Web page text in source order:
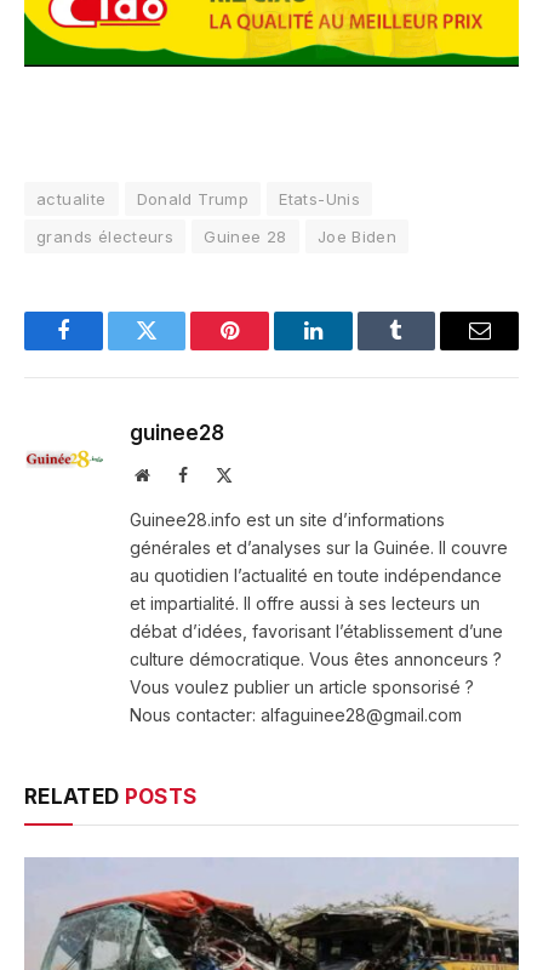
actualite Donald Trump
Etats-Unis
grands électeurs
Guinee 28 Joe Biden
FacebookTwitter Pinterest LinkedInTumblr Email
guinee28
WebsiteFacebook
Guinee28.info est un site d’informations
générales et d’analyses sur la Guinée. Il couvre
au quotidien l’actualité en toute indépendance
et impartialité. Il offre aussi à ses lecteurs un
débat d’idées, favorisant l’établissement d’une
culture démocratique. Vous êtes annonceurs ?
Vous voulez publier un article sponsorisé ?
Nous contacter: alfaguinee28@gmail.com
RELATED POSTS